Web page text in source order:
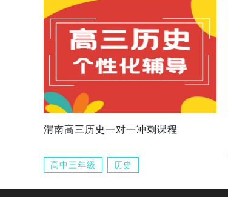
渭南高三历史一对一冲刺课程
高中三年级 历史